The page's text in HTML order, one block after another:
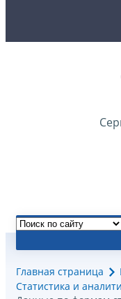
Главная страница
Статистика и